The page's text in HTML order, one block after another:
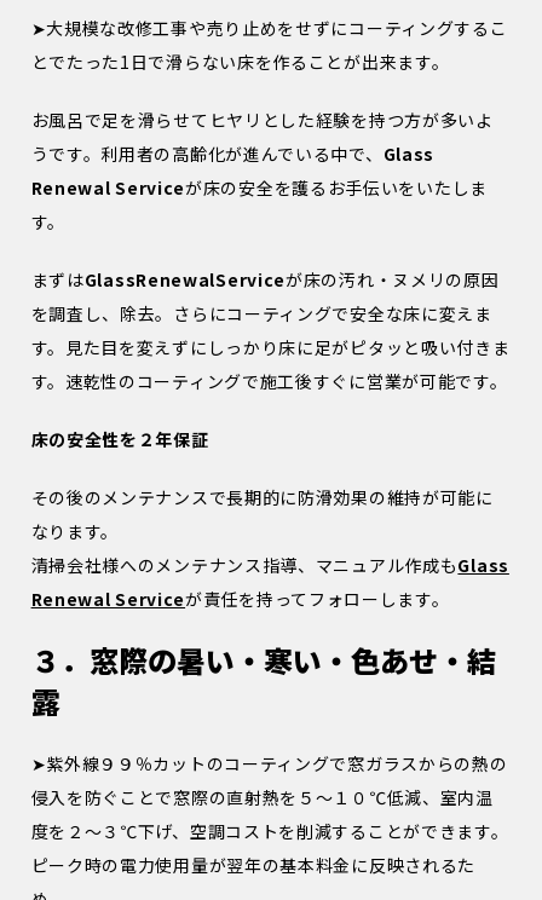
➤大規模な改修工事や売り止めをせずにコーティングするこ
とでたった1日で滑らない床を作ることが出来ます。
お風呂で足を滑らせてヒヤリとした経験を持つ方が多いよ
うです。利用者の高齢化が進んでいる中で、 Glass
Renewal Serviceが床の安全を護るお手伝いをいたしま
す。
まずはGlassRenewalServiceが床の汚れ・ヌメリの原因
を調査し、除去。さらにコーティングで安全な床に変えま
す。見た目を変えずにしっかり床に足がピタッと吸い付きま
す。速乾性のコーティングで施工後すぐに営業が可能です。
床の安全性を２年保証
その後のメンテナンスで長期的に防滑効果の維持が可能に
なります。
清掃会社様へのメンテナンス指導、マニュアル作成もGlass
Renewal Serviceが責任を持ってフォローします。
３．窓際の暑い・寒い・色あせ・結
露
➤紫外線９９％カットのコーティングで窓ガラスからの熱の
侵入を防ぐことで窓際の直射熱を５～１０℃低減、室内温
度を２～３℃下げ、空調コストを削減することができます。
ピーク時の電力使用量が翌年の基本料金に反映されるた